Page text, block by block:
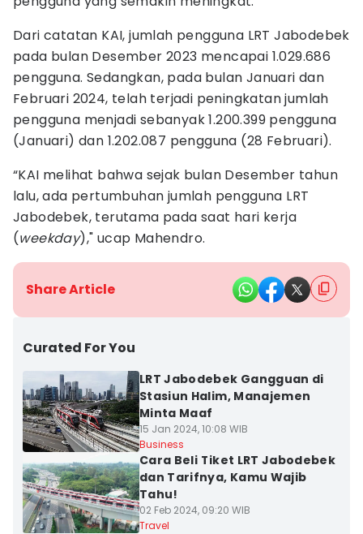
Dari catatan KAI, jumlah pengguna LRT Jabodebek
pada bulan Desember 2023 mencapai 1.029.686
pengguna. Sedangkan, pada bulan Januari dan
Februari 2024, telah terjadi peningkatan jumlah
pengguna menjadi sebanyak 1.200.399 pengguna
(Januari) dan 1.202.087 pengguna (28 Februari).
“KAI melihat bahwa sejak bulan Desember tahun
lalu, ada pertumbuhan jumlah pengguna LRT
Jabodebek, terutama pada saat hari kerja
(weekday)," ucap Mahendro.
Share Article
Curated For You
LRT Jabodebek Gangguan di
Stasiun Halim, Manajemen
Minta Maaf
15 Jan 2024, 10:08 WIB
Business
Cara Beli Tiket LRT Jabodebek
dan Tarifnya, Kamu Wajib
Tahu!
02 Feb 2024, 09:20 WIB
Travel